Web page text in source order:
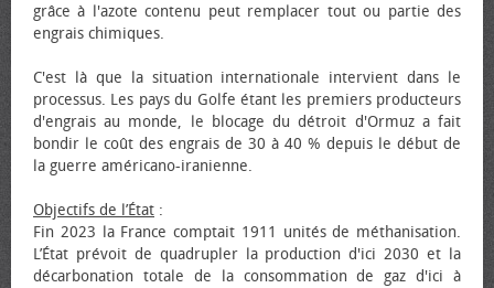
grâce à l'azote contenu peut remplacer tout ou partie des
engrais chimiques.
C'est là que la situation internationale intervient dans le
processus. Les pays du Golfe étant les premiers producteurs
d'engrais au monde, le blocage du détroit d'Ormuz a fait
bondir le coût des engrais de 30 à 40 % depuis le début de
la guerre américano-iranienne.
Objectifs de l’État :
Fin 2023 la France comptait 1911 unités de méthanisation.
L’État prévoit de quadrupler la production d'ici 2030 et la
décarbonation totale de la consommation de gaz d'ici à